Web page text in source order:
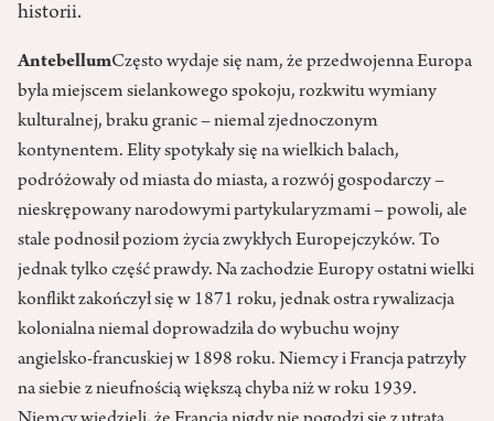
historii.
AntebellumCzęsto wydaje się nam, że przedwojenna Europa
była miejscem sielankowego spokoju, rozkwitu wymiany
kulturalnej, braku granic – niemal zjednoczonym
kontynentem. Elity spotykały się na wielkich balach,
podróżowały od miasta do miasta, a rozwój gospodarczy –
nieskrępowany narodowymi partykularyzmami – powoli, ale
stale podnosił poziom życia zwykłych Europejczyków. To
jednak tylko część prawdy. Na zachodzie Europy ostatni wielki
konflikt zakończył się w 1871 roku, jednak ostra rywalizacja
kolonialna niemal doprowadziła do wybuchu wojny
angielsko-francuskiej w 1898 roku. Niemcy i Francja patrzyły
na siebie z nieufnością większą chyba niż w roku 1939.